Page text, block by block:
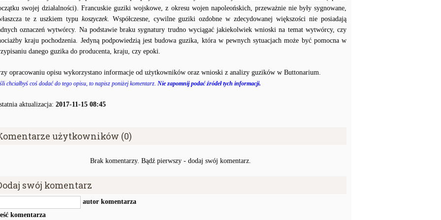
swojej działalności). Francuskie guziki wojskowe, z okresu wojen napoleońskich, przeważnie nie były sygnowane,
te z uszkiem typu koszyczek. Współczesne, cywilne guziki ozdobne w zdecydowanej większości nie posiadają
oznaczeń wytwórcy. Na podstawie braku sygnatury trudno wyciągać jakiekolwiek wnioski na temat wytwórcy, czy
kraju pochodzenia. Jedyną podpowiedzią jest budowa guzika, która w pewnych sytuacjach może być pomocna w
danego guzika do producenta, kraju, czy epoki.
opracowaniu opisu wykorzystano informacje od użytkowników oraz wnioski z analizy guzików w Buttonarium.
chciałbyś coś dodać do tego opisu, to napisz poniżej komentarz. Nie zapomnij podać źródeł tych informacji.
aktualizacja: 2017-11-15 08:45
użytkowników (0)
Brak komentarzy. Bądź pierwszy - dodaj swój komentarz.
swój komentarz
autor komentarza
komentarza